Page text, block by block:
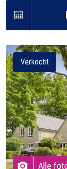
Verkocht
Alle